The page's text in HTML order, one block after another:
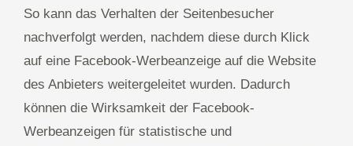
So kann das Verhalten der Seitenbesucher
nachverfolgt werden, nachdem diese durch Klick
auf eine Facebook-Werbeanzeige auf die Website
des Anbieters weitergeleitet wurden. Dadurch
können die Wirksamkeit der Facebook-
Werbeanzeigen für statistische und